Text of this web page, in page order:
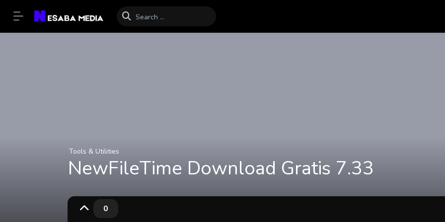
Tools & Utilities
NewFileTime Download Gratis 7.33
0